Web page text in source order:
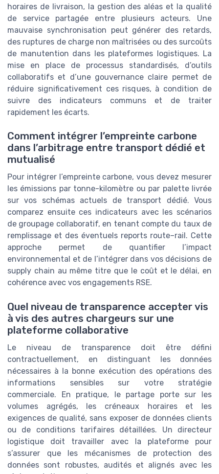
horaires de livraison, la gestion des aléas et la qualité
de service partagée entre plusieurs acteurs. Une
mauvaise synchronisation peut générer des retards,
des ruptures de charge non maîtrisées ou des surcoûts
de manutention dans les plateformes logistiques. La
mise en place de processus standardisés, d’outils
collaboratifs et d’une gouvernance claire permet de
réduire significativement ces risques, à condition de
suivre des indicateurs communs et de traiter
rapidement les écarts.
Comment intégrer l’empreinte carbone
dans l’arbitrage entre transport dédié et
mutualisé
Pour intégrer l’empreinte carbone, vous devez mesurer
les émissions par tonne-kilomètre ou par palette livrée
sur vos schémas actuels de transport dédié. Vous
comparez ensuite ces indicateurs avec les scénarios
de groupage collaboratif, en tenant compte du taux de
remplissage et des éventuels reports route–rail. Cette
approche permet de quantifier l’impact
environnemental et de l’intégrer dans vos décisions de
supply chain au même titre que le coût et le délai, en
cohérence avec vos engagements RSE.
Quel niveau de transparence accepter vis
à vis des autres chargeurs sur une
plateforme collaborative
Le niveau de transparence doit être défini
contractuellement, en distinguant les données
nécessaires à la bonne exécution des opérations des
informations sensibles sur votre stratégie
commerciale. En pratique, le partage porte sur les
volumes agrégés, les créneaux horaires et les
exigences de qualité, sans exposer de données clients
ou de conditions tarifaires détaillées. Un directeur
logistique doit travailler avec la plateforme pour
s’assurer que les mécanismes de protection des
données sont robustes, audités et alignés avec les